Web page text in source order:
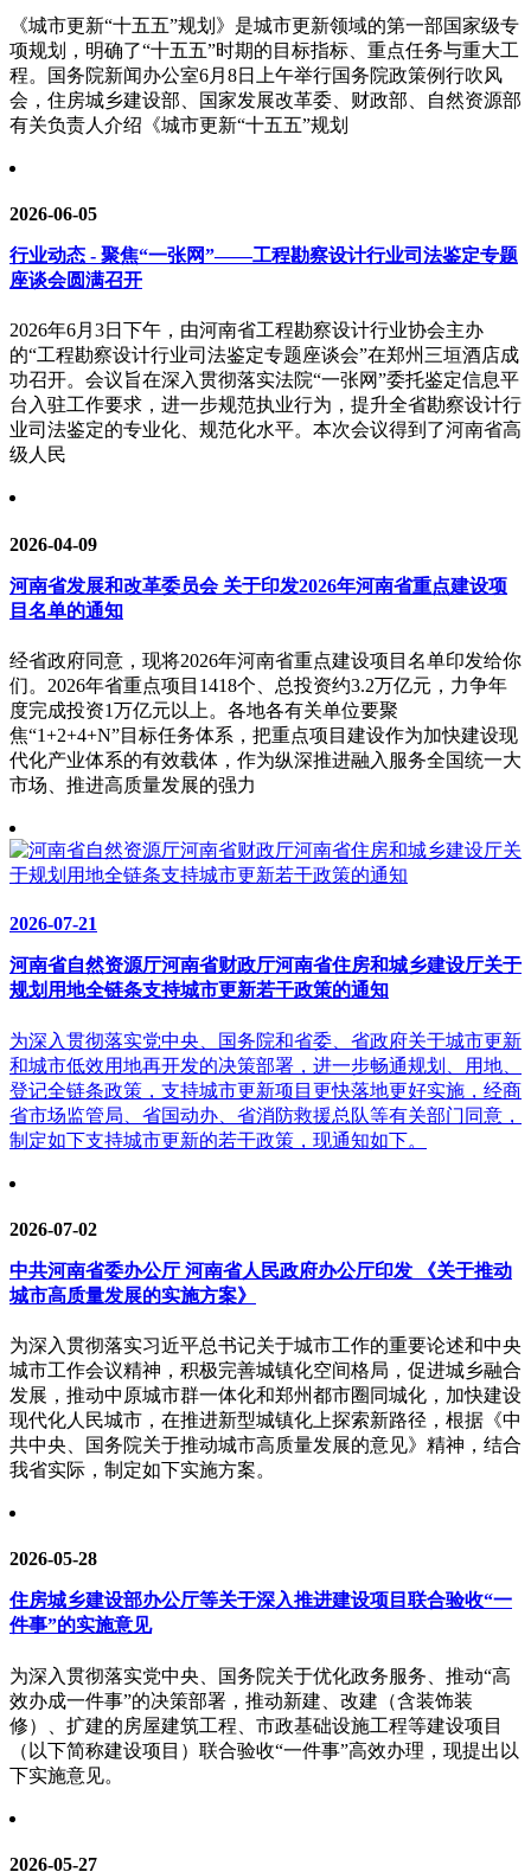
《城市更新“十五五”规划》是城市更新领域的第一部国家级专
项规划，明确了“十五五”时期的目标指标、重点任务与重大工
程。国务院新闻办公室6月8日上午举行国务院政策例行吹风
会，住房城乡建设部、国家发展改革委、财政部、自然资源部
有关负责人介绍《城市更新“十五五”规划
2026-06-05
行业动态 - 聚焦“一张网”——工程勘察设计行业司法鉴定专题
座谈会圆满召开
2026年6月3日下午，由河南省工程勘察设计行业协会主办
的“工程勘察设计行业司法鉴定专题座谈会”在郑州三垣酒店成
功召开。会议旨在深入贯彻落实法院“一张网”委托鉴定信息平
台入驻工作要求，进一步规范执业行为，提升全省勘察设计行
业司法鉴定的专业化、规范化水平。本次会议得到了河南省高
级人民
2026-04-09
河南省发展和改革委员会 关于印发2026年河南省重点建设项
目名单的通知
经省政府同意，现将2026年河南省重点建设项目名单印发给你
们。2026年省重点项目1418个、总投资约3.2万亿元，力争年
度完成投资1万亿元以上。各地各有关单位要聚
焦“1+2+4+N”目标任务体系，把重点项目建设作为加快建设现
代化产业体系的有效载体，作为纵深推进融入服务全国统一大
市场、推进高质量发展的强力
2026-07-21
河南省自然资源厅河南省财政厅河南省住房和城乡建设厅关于
规划用地全链条支持城市更新若干政策的通知
为深入贯彻落实党中央、国务院和省委、省政府关于城市更新
和城市低效用地再开发的决策部署，进一步畅通规划、用地、
登记全链条政策，支持城市更新项目更快落地更好实施，经商
省市场监管局、省国动办、省消防救援总队等有关部门同意，
制定如下支持城市更新的若干政策，现通知如下。
2026-07-02
中共河南省委办公厅 河南省人民政府办公厅印发 《关于推动
城市高质量发展的实施方案》
为深入贯彻落实习近平总书记关于城市工作的重要论述和中央
城市工作会议精神，积极完善城镇化空间格局，促进城乡融合
发展，推动中原城市群一体化和郑州都市圈同城化，加快建设
现代化人民城市，在推进新型城镇化上探索新路径，根据《中
共中央、国务院关于推动城市高质量发展的意见》精神，结合
我省实际，制定如下实施方案。
2026-05-28
住房城乡建设部办公厅等关于深入推进建设项目联合验收“一
件事”的实施意见
为深入贯彻落实党中央、国务院关于优化政务服务、推动“高
效办成一件事”的决策部署，推动新建、改建（含装饰装
修）、扩建的房屋建筑工程、市政基础设施工程等建设项目
（以下简称建设项目）联合验收“一件事”高效办理，现提出以
下实施意见。
2026-05-27